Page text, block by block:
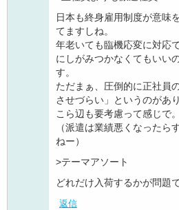
日本も終身雇用制度が意味
てますしね。
年老いても臨機応変に対応
にしがみつかなくてもいい
す。
ただまぁ、圧倒的に正社員
させづらい」というのがあ
こら辺も要考慮って感じで。
（派遣は業績悪くなったら
ねー）
>テーマアソート
どれだけ入荷するかが問題
返信